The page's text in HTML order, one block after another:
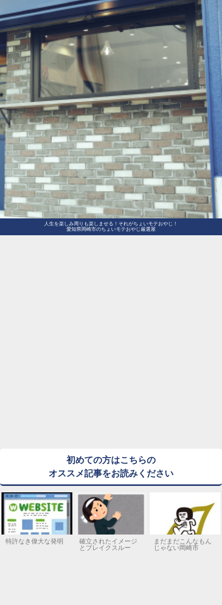
人生を楽しみ周りも楽しませる！それがちょいモテおやじ！
愛知県岡崎市のちょいモテおやじ厳選屋
初めての方はこちらの
オススメ記事をお読みください
特許なき偉大な発明 確立されたイメージ
とブレイクスルー
まだまだこんなもん
じゃない岡崎市